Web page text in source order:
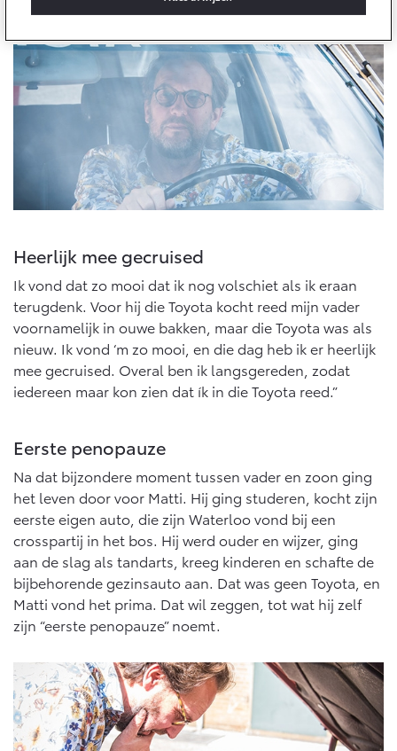
Multimedia
Connected check
Navigatie updates
boodschap was duidelijk: ik moest rijden.”
Heerlijk mee gecruised
Ik vond dat zo mooi dat ik nog volschiet als ik eraan
terugdenk. Voor hij die Toyota kocht reed mijn vader
voornamelijk in ouwe bakken, maar die Toyota was als
nieuw. Ik vond ‘m zo mooi, en die dag heb ik er heerlijk
mee gecruised. Overal ben ik langsgereden, zodat
iedereen maar kon zien dat ík in die Toyota reed.”
Eerste penopauze
Na dat bijzondere moment tussen vader en zoon ging
het leven door voor Matti. Hij ging studeren, kocht zijn
eerste eigen auto, die zijn Waterloo vond bij een
crosspartij in het bos. Hij werd ouder en wijzer, ging
aan de slag als tandarts, kreeg kinderen en schafte de
bijbehorende gezinsauto aan. Dat was geen Toyota, en
Matti vond het prima. Dat wil zeggen, tot wat hij zelf
zijn “eerste penopauze” noemt.